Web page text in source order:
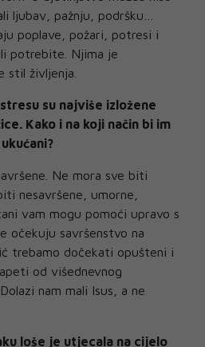
ljubav, pažnju, podršku…
poplave, požari, potresi i
potrebite. Njima je
stil življenja.
su najviše izložene
Kako i na koji način bi im
Ne mora sve biti
nesavršene, umorne,
vam mogu pomoći upravo s
očekuju savršenstvo na
trebamo dočekati opušteni i
od višednevnog
nam mali Isus, a ne
loše je utjecala na cijelo